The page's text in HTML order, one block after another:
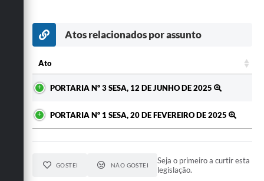
Atos relacionados por assunto
Ato
PORTARIA Nº 3 SESA, 12 DE JUNHO DE 2025
PORTARIA Nº 1 SESA, 20 DE FEVEREIRO DE 2025
GOSTEI NÃO GOSTEI
Seja o primeiro a curtir esta
legislação.